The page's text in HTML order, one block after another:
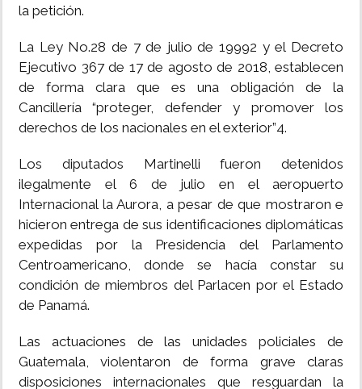
la petición.
La Ley No.28 de 7 de julio de 19992 y el Decreto
Ejecutivo 367 de 17 de agosto de 2018, establecen
de forma clara que es una obligación de la
Cancillería “proteger, defender y promover los
derechos de los nacionales en el exterior”4.
Los diputados Martinelli fueron detenidos
ilegalmente el 6 de julio en el aeropuerto
Internacional la Aurora, a pesar de que mostraron e
hicieron entrega de sus identificaciones diplomáticas
expedidas por la Presidencia del Parlamento
Centroamericano, donde se hacía constar su
condición de miembros del Parlacen por el Estado
de Panamá.
Las actuaciones de las unidades policiales de
Guatemala, violentaron de forma grave claras
disposiciones internacionales que resguardan la